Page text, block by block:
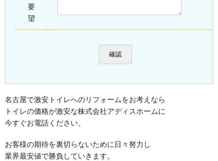
要
望
名古屋で激安トイレへのリフォームをお考えなら
トイレの価格が激安な株式会社アディスホームに
今すぐお電話ください。
お客様の期待を裏切らないために日々努力し
業界最安値で勝負していきます。